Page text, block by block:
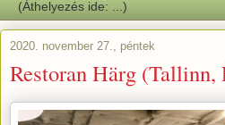
2020. november 27., péntek
Restoran Härg (Tallinn,